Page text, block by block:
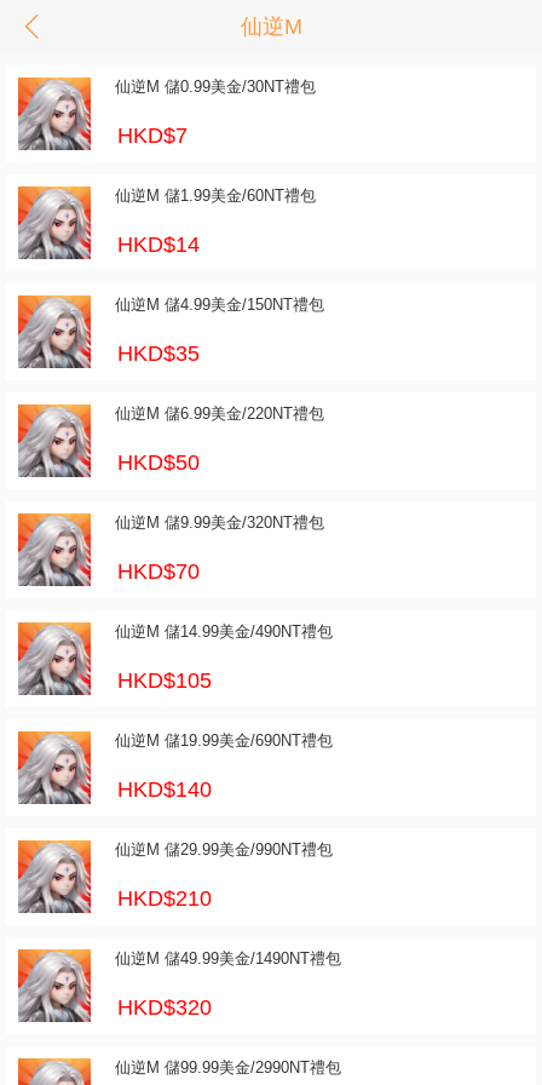
仙逆M
仙逆M 儲0.99美金/30NT禮包
HKD$7
仙逆M 儲1.99美金/60NT禮包
HKD$14
仙逆M 儲4.99美金/150NT禮包
HKD$35
仙逆M 儲6.99美金/220NT禮包
HKD$50
仙逆M 儲9.99美金/320NT禮包
HKD$70
仙逆M 儲14.99美金/490NT禮包
HKD$105
仙逆M 儲19.99美金/690NT禮包
HKD$140
仙逆M 儲29.99美金/990NT禮包
HKD$210
仙逆M 儲49.99美金/1490NT禮包
HKD$320
仙逆M 儲99.99美金/2990NT禮包